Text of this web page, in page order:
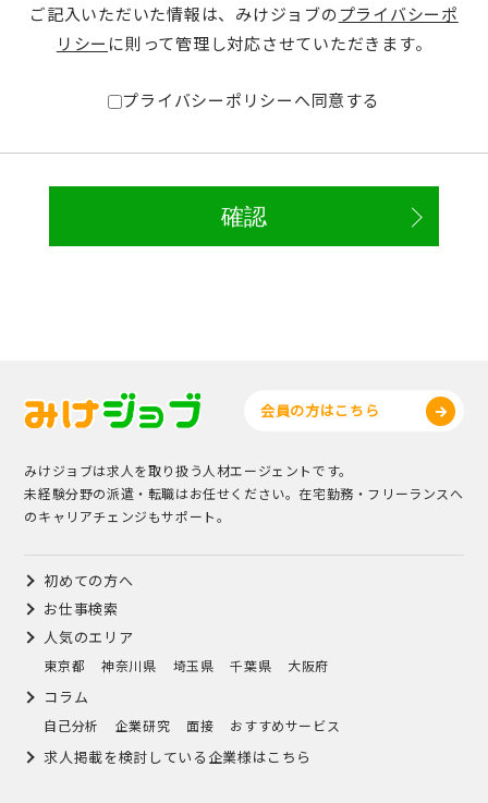
ご記入いただいた情報は、みけジョブのプライバシーポ
リシー に則って管理し対応させていただきます。
プライバシーポリシーへ同意する
会員の方はこちら
みけジョブは求人を取り扱う人材エージェントです。
未経験分野の派遣・転職はお任せください。在宅勤務・フリーランスへ
のキャリアチェンジもサポート。
初めての方へ
お仕事検索
人気のエリア
東京都 神奈川県 埼玉県 千葉県 大阪府
コラム
自己分析 企業研究 面接 おすすめサービス
求人掲載を検討している企業様はこちら